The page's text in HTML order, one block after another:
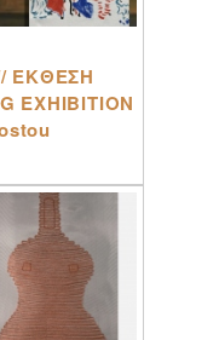
ΕΚΘΕΣΗ
EXHIBITION